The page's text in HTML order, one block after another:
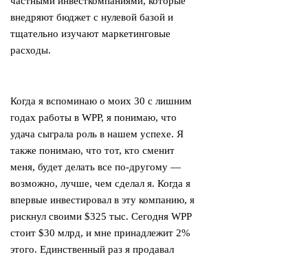
внедряют бюджет с нулевой базой и
тщательно изучают маркетинговые
расходы.
Когда я вспоминаю о моих 30 с лишним
годах работы в WPP, я понимаю, что
удача сыграла роль в нашем успехе. Я
также понимаю, что тот, кто сменит
меня, будет делать все по-другому —
возможно, лучше, чем сделал я. Когда я
впервые инвестировал в эту компанию, я
рискнул своими $325 тыс. Сегодня WPP
стоит $30 млрд, и мне принадлежит 2%
этого. Единственный раз я продавал